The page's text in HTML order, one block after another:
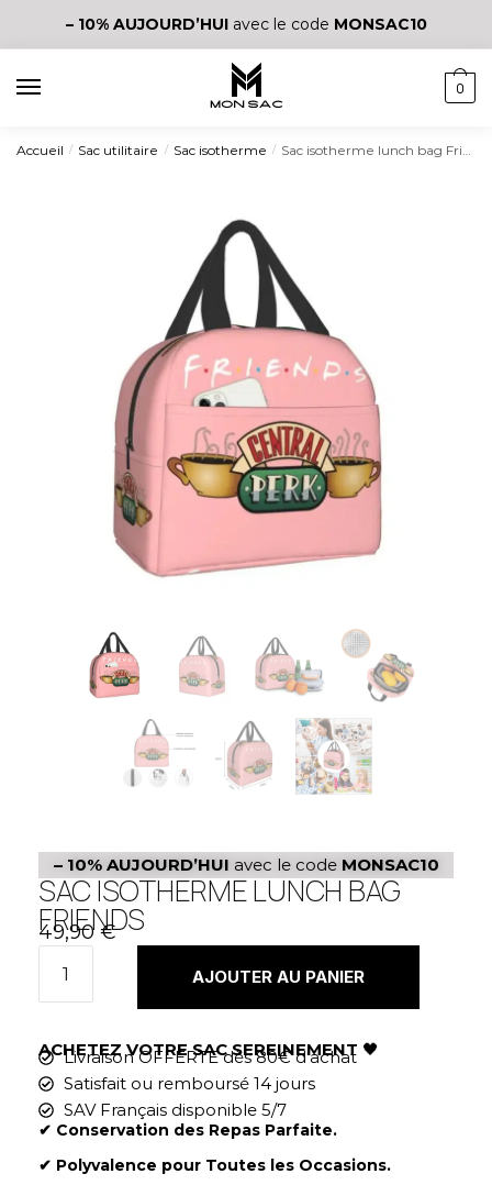
– 10% AUJOURD’HUIavec le code MONSAC10
0
Accueil / Sac utilitaire / Sac isotherme / Sac isotherme lunch bag Friends
– 10% AUJOURD’HUI avec le code MONSAC10
SAC ISOTHERME LUNCH BAG
FRIENDS
49,90 €
AJOUTER AU PANIER
ACHETEZ VOTRE SAC SEREINEMENT 🖤
Livraison OFFERTE dès 80€ d'achat
Satisfait ou remboursé 14 jours
SAV Français disponible 5/7
✔︎ Conservation des Repas Parfaite.
✔︎ Polyvalence pour Toutes les Occasions.